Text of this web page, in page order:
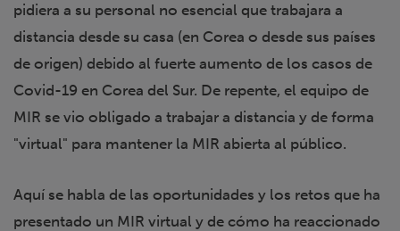
pidiera a su personal no esencial que trabajara a
distancia desde su casa (en Corea o desde sus países
de origen) debido al fuerte aumento de los casos de
Covid-19 en Corea del Sur. De repente, el equipo de
MIR se vio obligado a trabajar a distancia y de forma
"virtual" para mantener la MIR abierta al público.
Aquí se habla de las oportunidades y los retos que ha
presentado un MIR virtual y de cómo ha reaccionado